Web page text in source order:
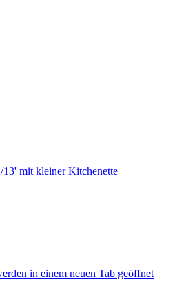
mit kleiner Kitchenette
in einem neuen Tab geöffnet